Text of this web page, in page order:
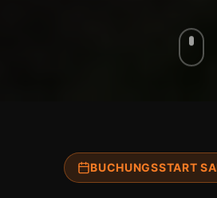
BUCHUNGSSTART